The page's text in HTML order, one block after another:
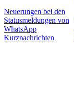
Neuerungen bei den
Statusmeldungen von
WhatsApp
Kurznachrichten